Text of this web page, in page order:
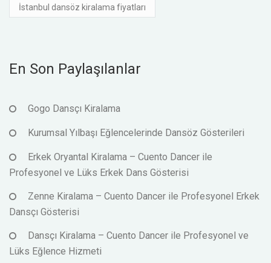
İstanbul dansöz kiralama fiyatları
En Son Paylaşılanlar
Gogo Dansçı Kiralama
Kurumsal Yılbaşı Eğlencelerinde Dansöz Gösterileri
Erkek Oryantal Kiralama – Cuento Dancer ile
Profesyonel ve Lüks Erkek Dans Gösterisi
Zenne Kiralama – Cuento Dancer ile Profesyonel Erkek
Dansçı Gösterisi
Dansçı Kiralama – Cuento Dancer ile Profesyonel ve
Lüks Eğlence Hizmeti